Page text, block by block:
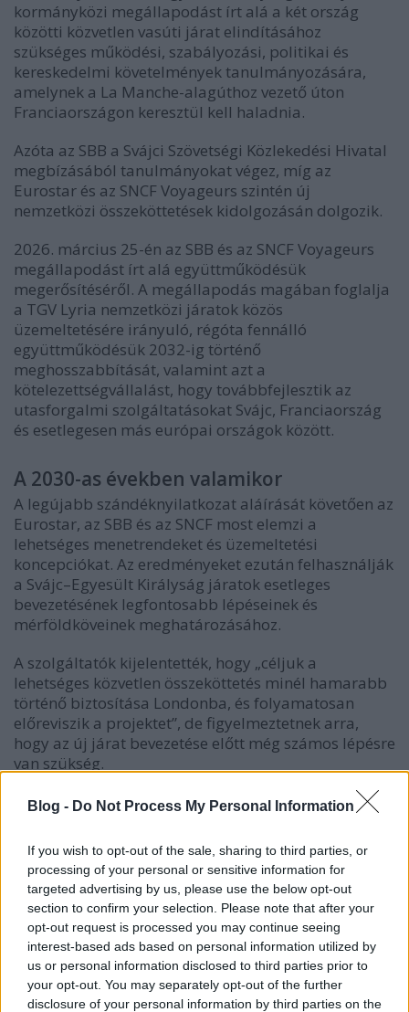
Blog - Do Not Process My Personal Information
If you wish to opt-out of the sale, sharing to third parties, or
processing of your personal or sensitive information for
targeted advertising by us, please use the below opt-out
section to confirm your selection. Please note that after your
opt-out request is processed you may continue seeing
interest-based ads based on personal information utilized by
us or personal information disclosed to third parties prior to
your opt-out. You may separately opt-out of the further
disclosure of your personal information by third parties on the
kormányközi megállapodást írt alá a két ország
közötti közvetlen vasúti járat elindításához
szükséges működési, szabályozási, politikai és
kereskedelmi követelmények tanulmányozására,
amelynek a La Manche-alagúthoz vezető úton
Franciaországon keresztül kell haladnia.
Azóta az SBB a Svájci Szövetségi Közlekedési Hivatal
megbízásából tanulmányokat végez, míg az
Eurostar és az SNCF Voyageurs szintén új
nemzetközi összeköttetések kidolgozásán dolgozik.
2026. március 25-én az SBB és az SNCF Voyageurs
megállapodást írt alá együttműködésük
megerősítéséről. A megállapodás magában foglalja
a TGV Lyria nemzetközi járatok közös
üzemeltetésére irányuló, régóta fennálló
együttműködésük 2032-ig történő
meghosszabbítását, valamint azt a
kötelezettségvállalást, hogy továbbfejlesztik az
utasforgalmi szolgáltatásokat Svájc, Franciaország
és esetlegesen más európai országok között.
A 2030-as években valamikor
A legújabb szándéknyilatkozat aláírását követően az
Eurostar, az SBB és az SNCF most elemzi a
lehetséges menetrendeket és üzemeltetési
koncepciókat. Az eredményeket ezután felhasználják
a Svájc–Egyesült Királyság járatok esetleges
bevezetésének legfontosabb lépéseinek és
mérföldköveinek meghatározásához.
A szolgáltatók kijelentették, hogy „céljuk a
lehetséges közvetlen összeköttetés minél hamarabb
történő biztosítása Londonba, és folyamatosan
előreviszik a projektet”, de figyelmeztetnek arra,
hogy az új járat bevezetése előtt még számos lépésre
van szükség.
Ezek közé tartozik a brit határformalitások és
biztonsági ellenőrzések kezelésének kidolgozása, a
szükséges infrastruktúra és kormányközi
megállapodások kidolgozása, valamint az összes
országra és a Csatorna-alagútra alkalmas
vonatpályák és járműpark rendelkezésre állásának
biztosítása.
Ennek következtében a megvalósítás legkorábban „a
2030-as évek folyamán” tűnik megvalósíthatónak.